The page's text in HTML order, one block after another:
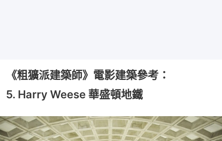
《粗獷派建築師》電影建築參考：
5. Harry Weese 華盛頓地鐵